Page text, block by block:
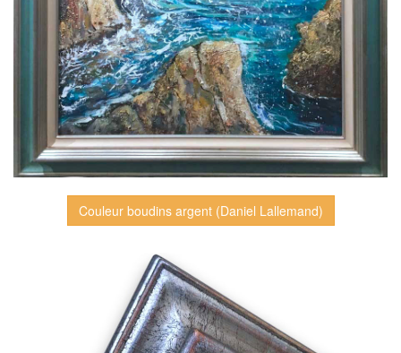
Couleur boudins argent (Daniel Lallemand)